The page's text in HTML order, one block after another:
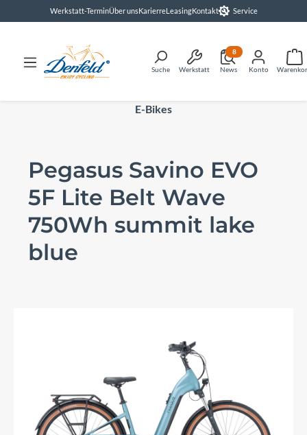
springenWerkstatt-TerminÜber unsKarierreLeasingKontakt Service
Suche Werkstatt News
8
Konto
E-Bikes
Pegasus Savino EVO
5F Lite Belt Wave
750Wh summit lake
blue